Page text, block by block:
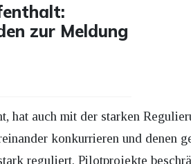
zur Meldung
hat auch mit der starken
konkurrieren und denen
reguliert. Pilotprojekte